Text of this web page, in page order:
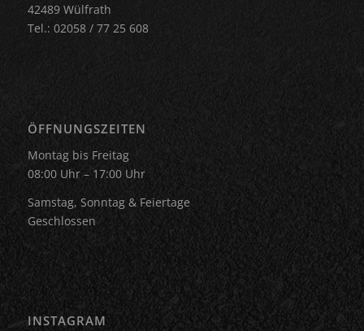
42489 Wülfrath
Tel.: 02058 / 77 25 608
ÖFFNUNGSZEITEN
Montag bis Freitag
08:00 Uhr – 17:00 Uhr
Samstag, Sonntag & Feiertage
Geschlossen
INSTAGRAM